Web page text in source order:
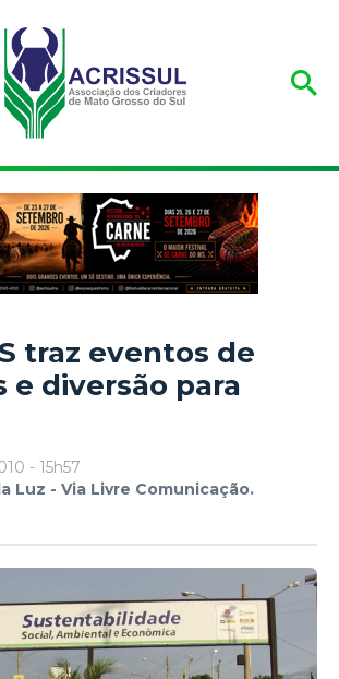
traz eventos de
e diversão para
- 15h57
Luz - Via Livre Comunicação.